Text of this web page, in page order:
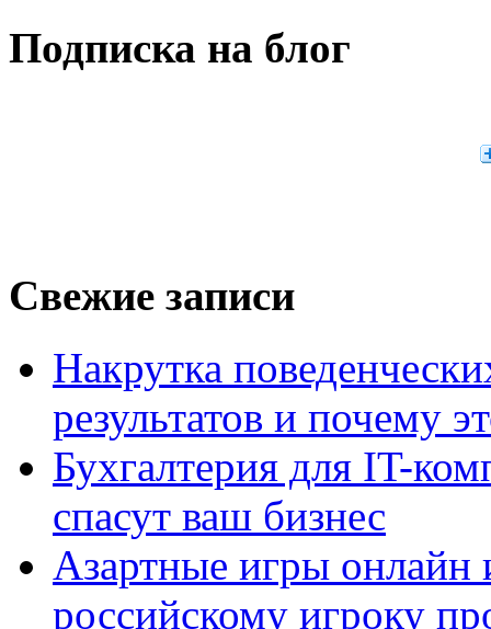
Подписка на блог
Свежие записи
Накрутка
результатов и почему
Бухгалтерия для IT-
спасут ваш бизнес
Азартные игры онлайн
российскому игроку